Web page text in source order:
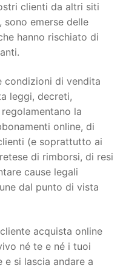
clienti da altri siti
sono emerse delle
hanno rischiato di
condizioni di vendita
leggi, decreti,
la
online, di
(e soprattutto ai
di rimborsi, di resi
cause legali
dal punto di vista
acquista online
né te e né i tuoi
si lascia andare a